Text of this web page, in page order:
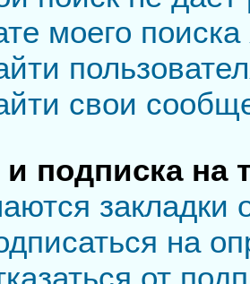
моего
свои
и подписка на
закладки
на